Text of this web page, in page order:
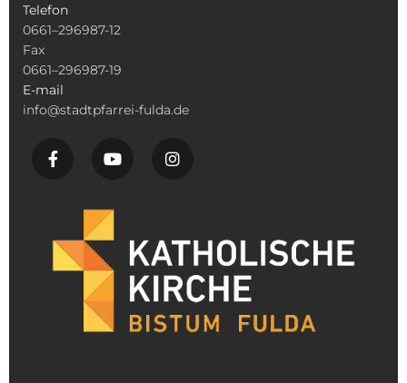
Telefon
0661–296987-12
Fax
0661–296987-19
E-mail
info@stadtpfarrei-fulda.de